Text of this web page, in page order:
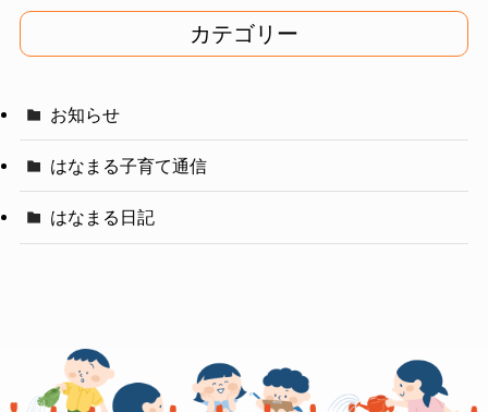
イ
ブ
カテゴリー
お知らせ
はなまる子育て通信
はなまる日記